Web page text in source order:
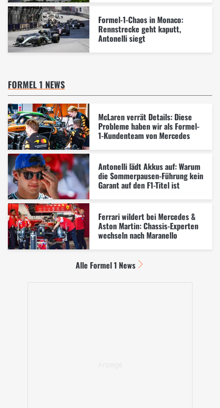
Formel-1-Chaos in Monaco:
Rennstrecke geht kaputt,
Antonelli siegt
FORMEL 1 NEWS
McLaren verrät Details: Diese
Probleme haben wir als Formel-
1-Kundenteam von Mercedes
Antonelli lädt Akkus auf: Warum
die Sommerpausen-Führung kein
Garant auf den F1-Titel ist
Ferrari wildert bei Mercedes &
Aston Martin: Chassis-Experten
wechseln nach Maranello
Alle Formel 1 News